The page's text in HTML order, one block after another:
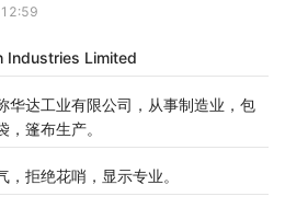
登录 / 注册
Industries Limited
华达工业有限公司，从事制造业，包
，篷布生产。
，拒绝花哨，显示专业。